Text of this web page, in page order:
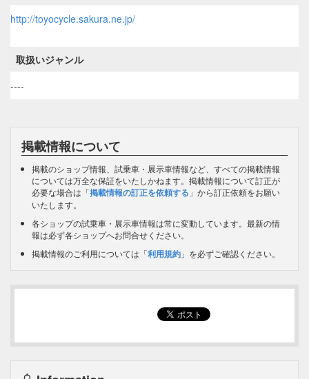
http://toyocycle.sakura.ne.jp/
取扱いジャンル
----
掲載情報について
掲載のショップ情報、試乗車・展示車情報など、すべての掲載情報
については万全な保証をいたしかねます。掲載情報について訂正が
必要な場合は「掲載情報の訂正を依頼する 」から訂正依頼をお願い
いたします。
各ショップの試乗車・展示車情報は常に変動しています。最新の情
報は必ず各ショップへお問合せください。
掲載情報のご利用については「利用規約 」を必ずご確認ください。